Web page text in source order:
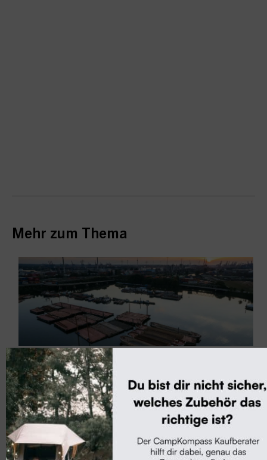
Mehr zum Thema
#vanlife
VW und hinterland.camp starten „once in a
lifetime“-Übernachtungsaktionen
Volkswagen Nutzfahrzeuge und hinterland.camp starten
einmalige Übernachtungsaktionen. In ...